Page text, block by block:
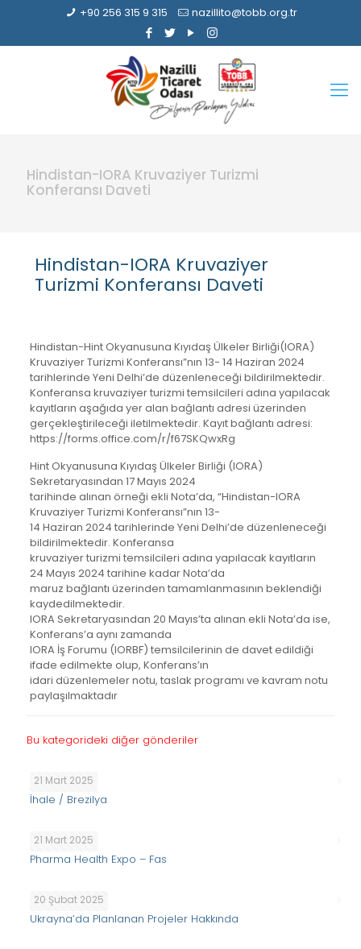
+90 256 315 9 315 nazillito@tobb.org.tr
Hindistan-IORA Kruvaziyer Turizmi
Konferansı Daveti
Hindistan-IORA Kruvaziyer
Turizmi Konferansı Daveti
Hindistan-Hint Okyanusuna Kıyıdaş Ülkeler Birliği(IORA)
Kruvaziyer Turizmi Konferansı”nın 13- 14 Haziran 2024
tarihlerinde Yeni Delhi’de düzenleneceği bildirilmektedir.
Konferansa kruvaziyer turizmi temsilcileri adına yapılacak
kayıtların aşağıda yer alan bağlantı adresi üzerinden
gerçekleştirileceği iletilmektedir. Kayıt bağlantı adresi:
https://forms.office.com/r/f67SKQwxRg
Hint Okyanusuna Kıyıdaş Ülkeler Birliği (IORA)
Sekretaryasından 17 Mayıs 2024
tarihinde alınan örneği ekli Nota’da, “Hindistan-IORA
Kruvaziyer Turizmi Konferansı”nın 13-
14 Haziran 2024 tarihlerinde Yeni Delhi’de düzenleneceği
bildirilmektedir. Konferansa
kruvaziyer turizmi temsilcileri adına yapılacak kayıtların
24 Mayıs 2024 tarihine kadar Nota’da
maruz bağlantı üzerinden tamamlanmasının beklendiği
kaydedilmektedir.
IORA Sekretaryasından 20 Mayıs’ta alınan ekli Nota’da ise,
Konferans’a aynı zamanda
IORA İş Forumu (IORBF) temsilcilerinin de davet edildiği
ifade edilmekte olup, Konferans’ın
idari düzenlemeler notu, taslak programı ve kavram notu
paylaşılmaktadır
Bu kategorideki diğer gönderiler
21 Mart 2025
İhale / Brezilya
21 Mart 2025
Pharma Health Expo – Fas
20 Şubat 2025
Ukrayna’da Planlanan Projeler Hakkında